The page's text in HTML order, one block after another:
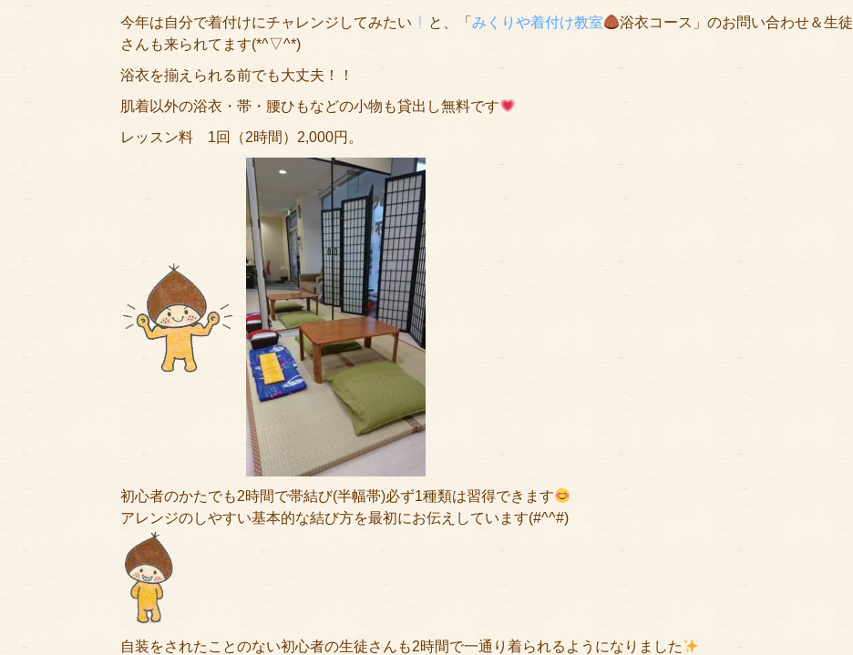
今年は自分で着付けにチャレンジしてみたい
と、「みくりや着付け教室
浴衣コース」のお問い合わせ＆生徒
さんも来られてます(*^▽^*)
浴衣を揃えられる前でも大丈夫！！
肌着以外の浴衣・帯・腰ひもなどの小物も貸出し無料です
レッスン料 1回（2時間）2,000円。
初心者のかたでも2時間で帯結び(半幅帯)必ず1種類は習得できます
アレンジのしやすい基本的な結び方を最初にお伝えしています(#^^#)
自装をされたことのない初心者の生徒さんも2時間で一通り着られるようになりました